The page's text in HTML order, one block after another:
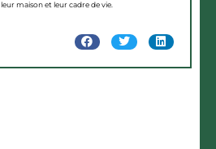
leur maison et leur cadre de vie.